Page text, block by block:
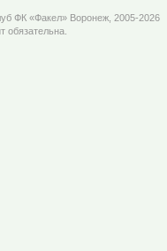
ФК «Факел» Воронеж, 2005-2026
обязательна.